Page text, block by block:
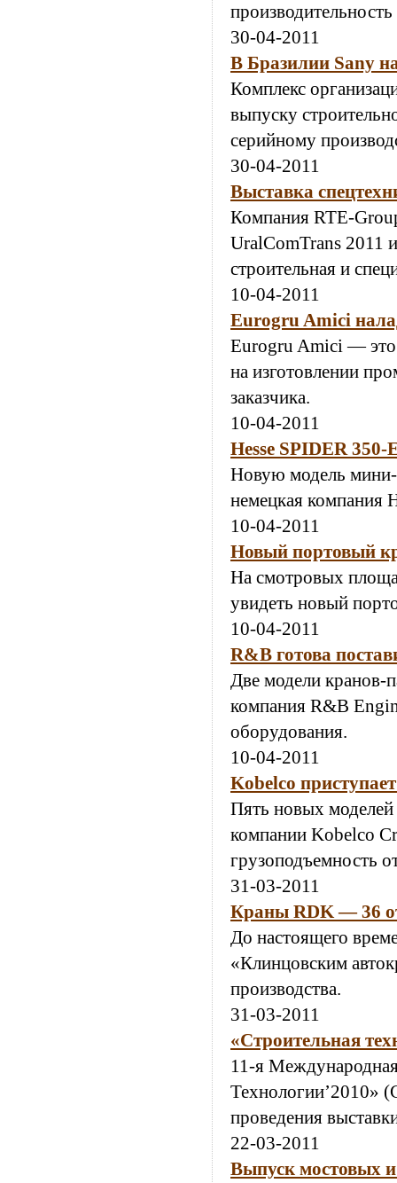
30-04-2011
В Бразилии Sany
Комплекс
выпуску
серийному
30-04-2011
Выставка
Компания RTE-
UralComTrans 2011
строительная и
10-04-2011
Eurogru Amici
Eurogru Amici — это
на изготовлении
заказчика.
10-04-2011
Hesse SPIDER
Новую модель мини-
немецкая компания
10-04-2011
Новый портовый
На смотровых
увидеть новый
10-04-2011
R&B готова
Две модели кранов-
компания R&B
оборудования.
10-04-2011
Kobelco
Пять новых моделей
компании Kobelco
грузоподъемность
31-03-2011
Краны RDK — 36
До настоящего
«Клинцовским
производства.
31-03-2011
«Строительная
11-я
Технологии’2010»
проведения
22-03-2011
Выпуск мостовых